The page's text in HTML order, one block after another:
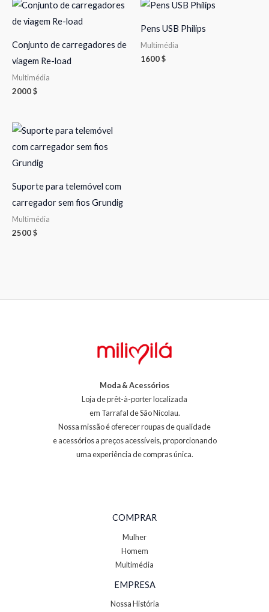
Conjunto de carregadores de
viagem Re-load
Multimédia
2000$
Pens USB Philips
Multimédia
1600$
Suporte para telemóvel com
carregador sem fios Grundig
Multimédia
2500$
Moda & Acessórios
Loja de prêt-à-porter localizada
em Tarrafal de São Nicolau.
Nossa missão é oferecer roupas de qualidade
e acessórios a preços acessíveis, proporcionando
uma experiência de compras única.
COMPRAR
Mulher
Homem
Multimédia
EMPRESA
Nossa História